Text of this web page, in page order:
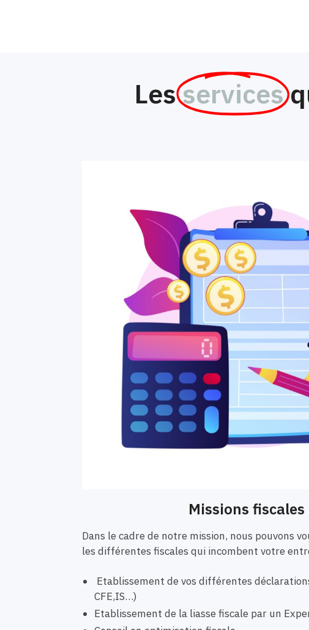
Lesservices
Missions fiscales
Dans le cadre de notre mission, nous pouvons
les différentes fiscales qui incombent votre
Etablissement de vos différentes
CFE,IS…)
Etablissement de la liasse fiscale par un